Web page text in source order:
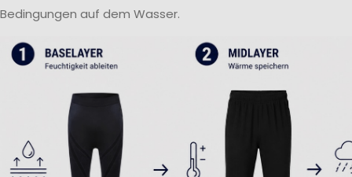
Bedingungen auf dem Wasser.